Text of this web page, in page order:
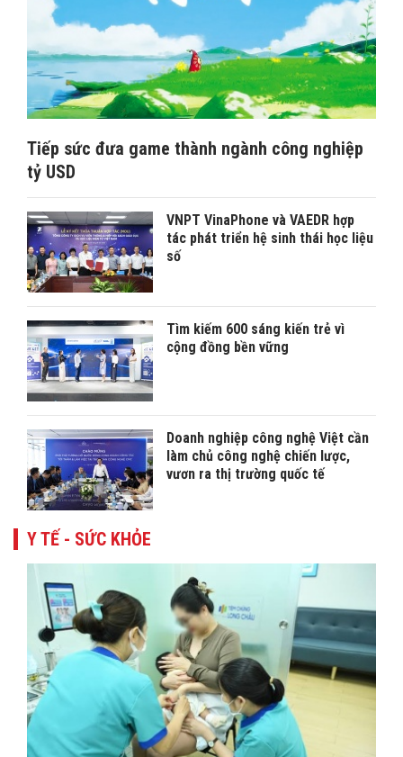
Tiếp sức đưa game thành ngành công nghiệp
tỷ USD
VNPT VinaPhone và VAEDR hợp
tác phát triển hệ sinh thái học liệu
số
Tìm kiếm 600 sáng kiến trẻ vì
cộng đồng bền vững
Doanh nghiệp công nghệ Việt cần
làm chủ công nghệ chiến lược,
vươn ra thị trường quốc tế
Y TẾ - SỨC KHỎE